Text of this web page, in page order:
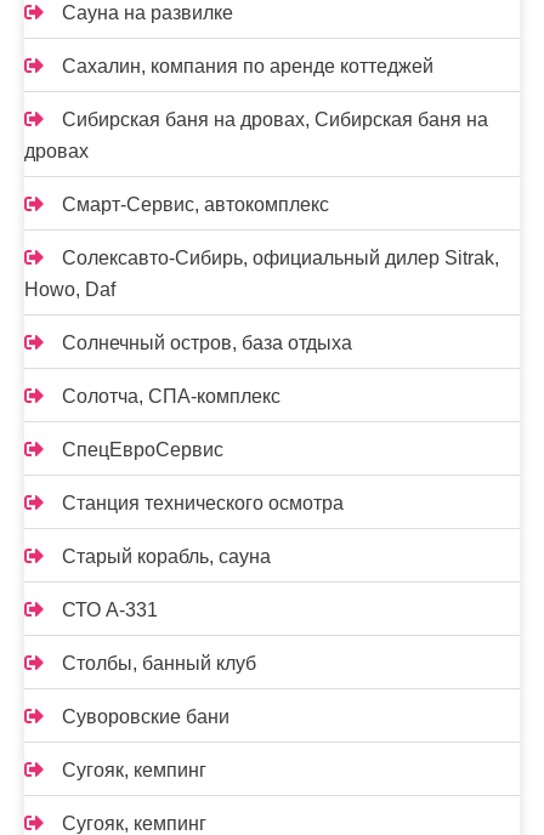
Сауна на развилке
Сахалин, компания по аренде коттеджей
Сибирская баня на дровах, Сибирская баня на
дровах
Смарт-Сервис, автокомплекс
Солексавто-Сибирь, официальный дилер Sitrak,
Howo, Daf
Солнечный остров, база отдыха
Солотча, СПА-комплекс
СпецЕвроСервис
Станция технического осмотра
Старый корабль, сауна
СТО А-331
Столбы, банный клуб
Суворовские бани
Сугояк, кемпинг
Сугояк, кемпинг